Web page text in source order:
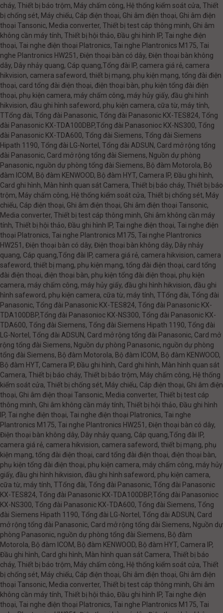
cháy, Thiết bị báo trộm, Máy chấm công, Hệ thống kiểm soát cửa, Thiết
bị chống sét, Máy chiếu, Cáp điện thoại, Ghi âm điện thoại, Ghi âm điện
thoại Tansonic, Media converter, Thiết bị test cáp thông minh, Ghi âm
không cần máy tính, Thiết bị hội thảo, Đầu ghi hình IP, Tai nghe điện
thoại, Tai nghe điện thoại Platronics, Tai nghe Plantronics M175, Tai
nghe Plantronics HW251, Điện thoại bàn có dây, Điện thoại bàn không
dây, Dây nhảy quang, Cáp quang,Tổng đài IP, camera giá rẻ, camera
hikvision, camera safeword, thiết bị mạng, phụ kiện mạng, tổng đài điện
thoại, card tổng đài điện thoại, điện thoại bàn, phụ kiện tổng đài điện
thoại, phụ kiện camera, máy chấm công, máy hủy giấy, đầu ghi hình
hikvision, đầu ghi hình safeword, phụ kiện camera, cữa từ, máy tính,
TTổng đài, Tổng đài Panasonic, Tổng đài Panasonic KX-TES824, Tổng
đài Panasonic KX-TDA100DBP,Tổng đài Panasonioc KX-NS300, Tổng
đài Panasonic KX-TDA600, Tổng đài Siemens, Tổng đài Siemens
Hipath 1190, Tổng đài LG-Nortel, Tổng đài ADSUN, Card mở rộng tổng
đài Panasonic, Card mở rộng tổng đài Siemens, Nguồn dự phòng
Panasonic, nguồn dự phòng tổng đài Siemens, Bộ đàm Motorola, Bộ
đàm ICOM, Bộ đàm KENWOOD, Bộ đàm HYT, Camera IP, Đầu ghi hình,
Card ghi hình, Màn hình quan sát Camera, Thiết bị báo cháy, Thiết bị báo
trộm, Máy chấm công, Hệ thống kiểm soát cửa, Thiết bị chống sét, Máy
chiếu, Cáp điện thoại, Ghi âm điện thoại, Ghi âm điện thoại Tansonic,
Media converter, Thiết bị test cáp thông minh, Ghi âm không cần máy
tính, Thiết bị hội thảo, Đầu ghi hình IP, Tai nghe điện thoại, Tai nghe điện
thoại Platronics, Tai nghe Plantronics M175, Tai nghe Plantronics
HW251, Điện thoại bàn có dây, Điện thoại bàn không dây, Dây nhảy
quang, Cáp quang,Tổng đài IP, camera giá rẻ, camera hikvision, camera
safeword, thiết bị mạng, phụ kiện mạng, tổng đài điện thoại, card tổng
đài điện thoại, điện thoại bàn, phụ kiện tổng đài điện thoại, phụ kiện
camera, máy chấm công, máy hủy giấy, đầu ghi hình hikvision, đầu ghi
hình safeword, phụ kiện camera, cữa từ, máy tính, TTổng đài, Tổng đài
Panasonic, Tổng đài Panasonic KX-TES824, Tổng đài Panasonic KX-
TDA100DBP,Tổng đài Panasonioc KX-NS300, Tổng đài Panasonic KX-
TDA600, Tổng đài Siemens, Tổng đài Siemens Hipath 1190, Tổng đài
LG-Nortel, Tổng đài ADSUN, Card mở rộng tổng đài Panasonic, Card mở
rộng tổng đài Siemens, Nguồn dự phòng Panasonic, nguồn dự phòng
tổng đài Siemens, Bộ đàm Motorola, Bộ đàm ICOM, Bộ đàm KENWOOD,
Bộ đàm HYT, Camera IP, Đầu ghi hình, Card ghi hình, Màn hình quan sát
Camera, Thiết bị báo cháy, Thiết bị báo trộm, Máy chấm công, Hệ thống
kiểm soát cửa, Thiết bị chống sét, Máy chiếu, Cáp điện thoại, Ghi âm điện
thoại, Ghi âm điện thoại Tansonic, Media converter, Thiết bị test cáp
thông minh, Ghi âm không cần máy tính, Thiết bị hội thảo, Đầu ghi hình
IP, Tai nghe điện thoại, Tai nghe điện thoại Platronics, Tai nghe
Plantronics M175, Tai nghe Plantronics HW251, Điện thoại bàn có dây,
Điện thoại bàn không dây, Dây nhảy quang, Cáp quang,Tổng đài IP,
camera giá rẻ, camera hikvision, camera safeword, thiết bị mạng, phụ
kiện mạng, tổng đài điện thoại, card tổng đài điện thoại, điện thoại bàn,
phụ kiện tổng đài điện thoại, phụ kiện camera, máy chấm công, máy hủy
giấy, đầu ghi hình hikvision, đầu ghi hình safeword, phụ kiện camera,
cữa từ, máy tính, TTổng đài, Tổng đài Panasonic, Tổng đài Panasonic
KX-TES824, Tổng đài Panasonic KX-TDA100DBP,Tổng đài Panasonioc
KX-NS300, Tổng đài Panasonic KX-TDA600, Tổng đài Siemens, Tổng
đài Siemens Hipath 1190, Tổng đài LG-Nortel, Tổng đài ADSUN, Card
mở rộng tổng đài Panasonic, Card mở rộng tổng đài Siemens, Nguồn dự
phòng Panasonic, nguồn dự phòng tổng đài Siemens, Bộ đàm
Motorola, Bộ đàm ICOM, Bộ đàm KENWOOD, Bộ đàm HYT, Camera IP,
Đầu ghi hình, Card ghi hình, Màn hình quan sát Camera, Thiết bị báo
cháy, Thiết bị báo trộm, Máy chấm công, Hệ thống kiểm soát cửa, Thiết
bị chống sét, Máy chiếu, Cáp điện thoại, Ghi âm điện thoại, Ghi âm điện
thoại Tansonic, Media converter, Thiết bị test cáp thông minh, Ghi âm
không cần máy tính, Thiết bị hội thảo, Đầu ghi hình IP, Tai nghe điện
thoại, Tai nghe điện thoại Platronics, Tai nghe Plantronics M175, Tai